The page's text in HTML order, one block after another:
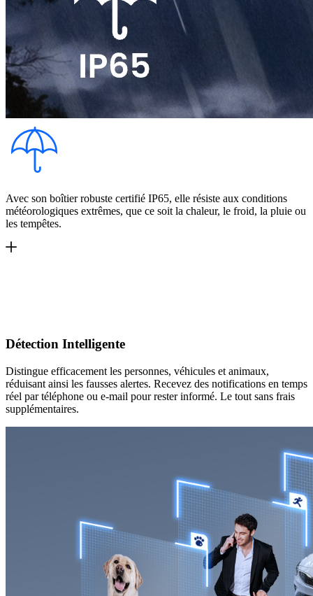
Avec son boîtier robuste certifié IP65, elle résiste aux conditions
météorologiques extrêmes, que ce soit la chaleur, le froid, la pluie ou
les tempêtes.
Détection Intelligente
Distingue efficacement les personnes, véhicules et animaux,
réduisant ainsi les fausses alertes. Recevez des notifications en temps
réel par téléphone ou e-mail pour rester informé. Le tout sans frais
supplémentaires.